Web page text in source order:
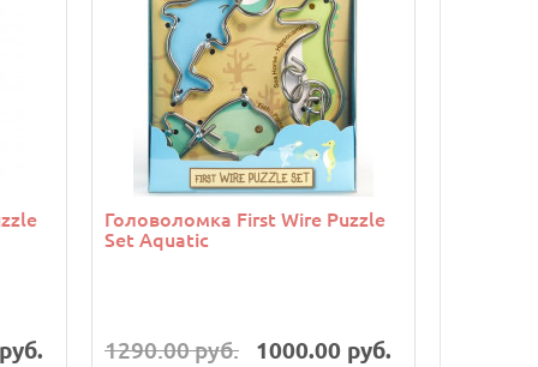
Головоломка First Wire Puzzle
Set Aquatic
1290.00 руб. 1000.00 руб.